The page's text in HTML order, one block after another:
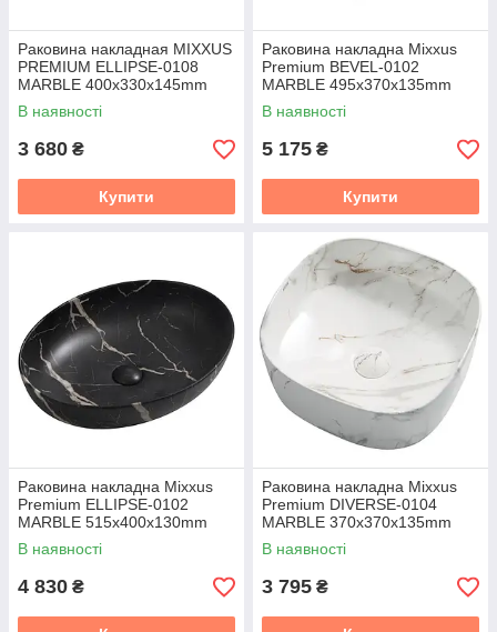
Раковина накладная MIXXUS
PREMIUM ELLIPSE-0108
MARBLE 400х330х145mm
(MP6526)
В наявності
3 680 ₴
Купити
Раковина накладна Mixxus
Premium BEVEL-0102
MARBLE 495х370х135mm
(MP6519)
В наявності
5 175 ₴
Купити
Раковина накладна Mixxus
Premium ELLIPSE-0102
MARBLE 515х400х130mm
(MP6552)
В наявності
4 830 ₴
Раковина накладна Mixxus
Premium DIVERSE-0104
MARBLE 370х370х135mm
(MP6537)
В наявності
3 795 ₴